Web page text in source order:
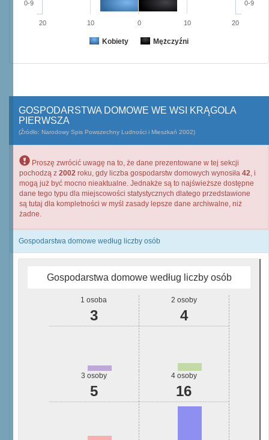
Kobiety Mężczyźni
0-9 0-9
20 10 0 10 20
GOSPODARSTWA DOMOWE WE WSI KRĄGOLA
PIERWSZA
(Źródło: Narodowy Spis Powszechny Ludności i Mieszkań 2002)
Proszę zwrócić uwagę na to, że dane prezentowane w tej sekcji
pochodzą z 2002 roku, gdy liczba gospodarstw domowych wynosiła 42, i
mogą już być mocno nieaktualne. Jednakże są to najświeższe dostępne
dane tego typu dla miejscowości statystycznych dlatego przedstawione
są tutaj dla kompletności w myśl zasady lepsze dane archiwalne, niż
żadne.
Gospodarstwa domowe według liczby osób
Gospodarstwa domowe według liczby osób
1 osoba
3
2 osoby
4
3 osoby
5
4 osoby
16